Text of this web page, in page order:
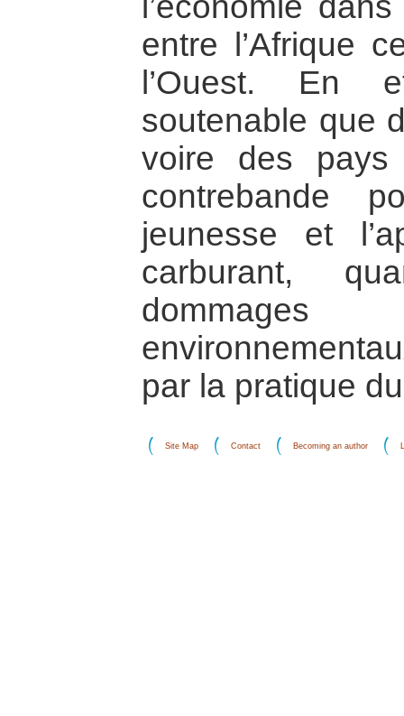
entre l’Afrique
l’Ouest. En
soutenable que
voire des
contrebande
jeunesse et
carburant,
dommages
par la pratique
Site Map Contact Becoming an author